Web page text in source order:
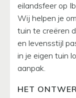
eilandsfeer op
Wij helpen je
tuin te creëren
en levensstijl
in je eigen tuin
aanpak.
HET